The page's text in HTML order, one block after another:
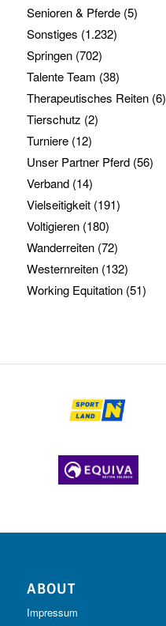
Senioren & Pferde(5)
Sonstiges (1.232)
Springen(702)
Talente Team (38)
Therapeutisches Reiten(6)
Tierschutz (2)
Turniere(12)
Unser Partner Pferd(56)
Verband(14)
Vielseitigkeit(191)
Voltigieren(180)
Wanderreiten(72)
Westernreiten(132)
Working Equitation(51)
ABOUT
Impressum